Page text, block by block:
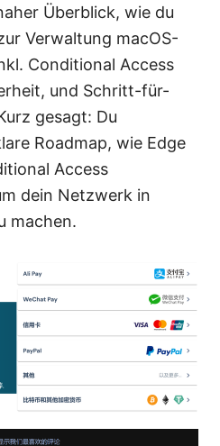
Überblick, wie du
Verwaltung macOS-
Conditional Access
und Schritt-für-
gesagt: Du
Roadmap, wie Edge
Access
dein Netzwerk in
machen.